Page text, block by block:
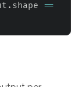
. shape ==